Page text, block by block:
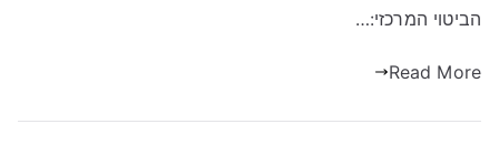
הביטוי המרכזי:…
Read More